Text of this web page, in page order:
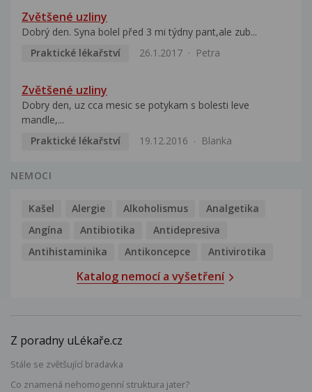
Zvětšené uzliny
Dobrý den. Syna bolel před 3 mi týdny pant,ale zub...
Praktické lékařství
26.1.2017 Petra
Zvětšené uzliny
Dobry den, uz cca mesic se potykam s bolesti leve
mandle,...
Praktické lékařství
19.12.2016 Blanka
NEMOCI
Kašel Alergie Alkoholismus
Analgetika
Angína
Antibiotika
Antidepresiva
Antihistaminika
Antikoncepce Antivirotika
Katalog nemocí a vyšetření
Z poradny uLékaře.cz
Stále se zvětšující bradavka
Co znamená nehomogenní struktura jater?